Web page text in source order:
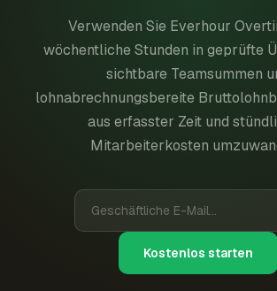
Verwenden Sie Everhour
wöchentliche Stunden in geprüfte
sichtbare Teamsummen
lohnabrechnungsbereite
aus erfasster Zeit und
Mitarbeiterkosten
Kostenlos starten